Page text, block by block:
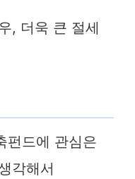
, 더욱 큰 절세
펀드에 관심은
각해서